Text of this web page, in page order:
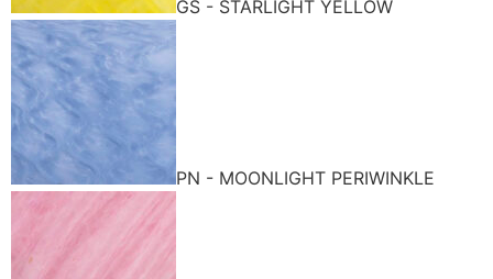
GS - STARLIGHT YELLOW
PN - MOONLIGHT PERIWINKLE